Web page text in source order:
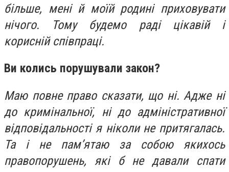
більше, мені й моїй родині приховувати
нічого. Тому будемо раді цікавій і
корисній співпраці.
Ви колись порушували закон?
Маю повне право сказати, що ні. Адже ні
до кримінальної, ні до адміністративної
відповідальності я ніколи не притягалась.
Та і не пам’ятаю за собою якихось
правопорушень, які б не давали спати